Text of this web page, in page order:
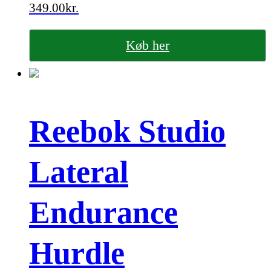
349.00kr.
Køb her
Reebok Studio
Lateral
Endurance
Hurdle